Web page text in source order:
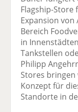
Flagship-
Expansion von
Bereich
in
Tankstellen
Philipp
Stores bringen
Konzept für
Standorte in